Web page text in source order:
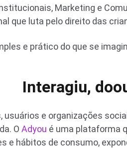
Marketing e
que luta pelo direito das
e prático do que se
Interagiu,
e organizações
O Adyou é uma plataforma
e hábitos de consumo,